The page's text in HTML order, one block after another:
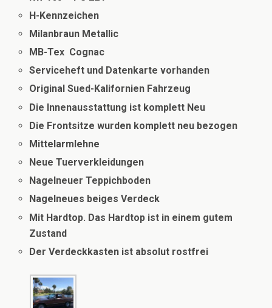
H-Kennzeichen
Milanbraun Metallic
MB-Tex Cognac
Serviceheft und Datenkarte vorhanden
Original Sued-Kalifornien Fahrzeug
Die Innenausstattung ist komplett Neu
Die Frontsitze wurden komplett neu bezogen
Mittelarmlehne
Neue Tuerverkleidungen
Nagelneuer Teppichboden
Nagelneues beiges Verdeck
Mit Hardtop. Das Hardtop ist in einem gutem
Zustand
Der Verdeckkasten ist absolut rostfrei